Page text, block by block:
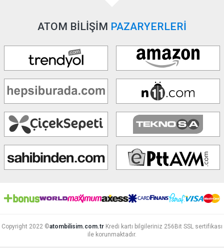
ATOM BİLİŞİM PAZARYERLERİ
Copyright 2022 ©atombilisim.com.tr Kredi kartı bilgileriniz 256Bit SSL sertifikası
ile korunmaktadır.